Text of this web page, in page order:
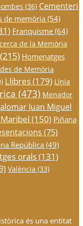
(36) Cementeri
de memòria (54)
Franquisme(64)
de la Memòria
(215) Homenatges
de Memòria
Llibres(179) Línia
(473) Menador
Juan Miguel
(150) Piñana
(75)
República(49)
orals(131)
València (33)
és una entitat